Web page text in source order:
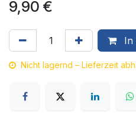
9,90 €
In
Nicht lagernd – Lieferzeit